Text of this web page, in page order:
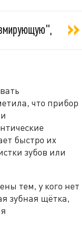
что прибор
быстро их
зубов или
тем, у кого нет
зубная щётка,